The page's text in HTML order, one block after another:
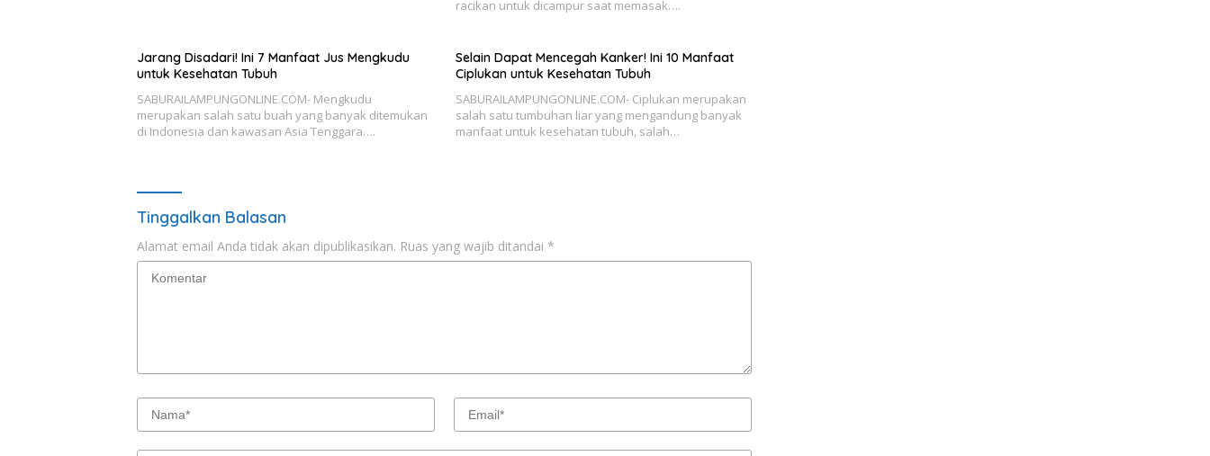
racikan untuk dicampur saat memasak….
Jarang Disadari! Ini 7 Manfaat Jus Mengkudu
untuk Kesehatan Tubuh
SABURAILAMPUNGONLINE.COM- Mengkudu
merupakan salah satu buah yang banyak ditemukan
di Indonesia dan kawasan Asia Tenggara….
Selain Dapat Mencegah Kanker! Ini 10 Manfaat
Ciplukan untuk Kesehatan Tubuh
SABURAILAMPUNGONLINE.COM- Ciplukan merupakan
salah satu tumbuhan liar yang mengandung banyak
manfaat untuk kesehatan tubuh, salah…
Tinggalkan Balasan
Alamat email Anda tidak akan dipublikasikan. Ruas yang wajib ditandai *